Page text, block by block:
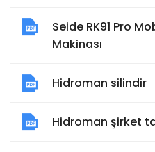
Seide RK91 Pro
Makinası
Hidroman silindir
Hidroman şirket